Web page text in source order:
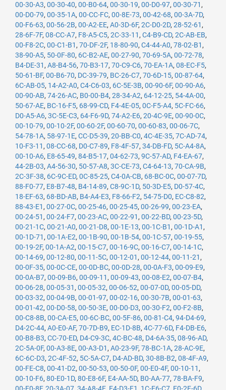
00-30-A3, 00-30-40, 00-B0-64, 00-30-19, 00-D0-97, 00-30-71 ,
00-D0-79, 00-35-1A, 00-CC-FC, 00-8E-73, 00-42-68, 00-3A-7D,
00-F6-63, 00-56-2B, 00-A2-EE, A0-3D-6F, 2C-D0-2D, 28-52-61 ,
28-6F-7F, 08-CC-A7, F8-A5-C5, 2C-33-11 , C4-B9-CD, 2C-AB-EB,
00-F8-2C, 00-C1-B1 , 70-DF-2F, 18-80-90, C4-44-A0, 78-02-B1 ,
38-90-A5, 50-0F-80, 6C-B2-AE, 00-27-90, 70-69-5A, 00-72-78,
B4-DE-31 , A8-B4-56, 70-B3-17, 70-C9-C6, 70-EA-1A, 08-EC-F5,
50-61-BF, 00-B6-70, DC-39-79, BC-26-C7, 70-6D-15, 00-87-64,
6C-AB-05, 14-A2-A0, C4-C6-03, 6C-5E-3B, 00-90-6F, 00-90-A6,
00-90-AB, 74-26-AC, B0-00-B4, 28-34-A2, 64-12-25, 54-4A-00,
50-67-AE, BC-16-F5, 68-99-CD, F4-4E-05, 0C-F5-A4, 5C-FC-66,
D0-A5-A6, 3C-5E-C3, 64-F6-9D, 74-A2-E6, 20-4C-9E, 00-90-0C,
00-10-79, 00-10-2F, 00-60-2F, 00-60-70, 00-60-83, 00-06-7C,
54-78-1A, 58-97-1E, CC-D5-39, 20-BB-C0, 4C-4E-35, 7C-AD-74,
10-F3-11 , 08-CC-68, D0-C7-89, F8-4F-57, 34-DB-FD, 5C-A4-8A,
00-10-A6, E8-65-49, 84-B5-17, 04-62-73, 9C-57-AD, F4-EA-67,
44-2B-03, A4-56-30, 50-57-A8, 3C-CE-73, C4-64-13, 70-CA-9B,
2C-3F-38, 6C-9C-ED, 0C-85-25, C4-0A-CB, 68-BC-0C, 00-07-7D,
88-F0-77, E8-B7-48, B4-14-89, C8-9C-1D, 50-3D-E5, D0-57-4C,
18-EF-63, 68-BD-AB, B4-A4-E3, F8-66-F2, 54-75-D0, EC-C8-82,
88-43-E1 , 00-27-0C, 00-25-46, 00-25-45, 00-26-99, 00-23-EA,
00-24-51 , 00-24-F7, 00-23-AC, 00-22-91 , 00-22-BD, 00-23-5D,
00-21-1C, 00-21-A0, 00-21-D8, 00-1E-13, 00-1C-B1 , 00-1D-A1 ,
00-1D-71 , 00-1A-E2, 00-1B-90, 00-1B-54, 00-1C-57, 00-19-55,
00-19-2F, 00-1A-A2, 00-15-C7, 00-16-9C, 00-16-C7, 00-14-1C,
00-14-69, 00-12-80, 00-11-5C, 00-12-01 , 00-12-44, 00-11-21 ,
00-0F-35, 00-0C-CE, 00-0D-BC, 00-0D-28, 00-0A-F3, 00-09-E9,
00-0A-B7, 00-09-B6, 00-09-11 , 00-09-43, 00-08-E2, 00-07-B4,
00-06-28, 00-05-31 , 00-05-32, 00-06-52, 00-07-0D, 00-05-DD,
00-03-32, 00-04-9B, 00-01-97, 00-02-16, 00-30-7B, 00-01-63,
00-01-42, 00-D0-58, 00-50-3E, 00-D0-D3, 00-30-F2, 00-F2-8B,
00-C8-8B, 00-CA-E5, 00-6C-BC, 00-5F-86, 00-81-C4, 94-D4-69,
D4-2C-44, A0-E0-AF, 70-7D-B9, EC-1D-8B, 4C-77-6D, F4-DB-E6,
00-B8-B3, CC-70-ED, D4-C9-3C, 4C-BC-48, D4-6A-35, 08-96-AD,
2C-5A-0F, 00-A3-8E, 00-A3-D1 , A0-23-9F, 78-BC-1A, 28-AC-9E,
6C-6C-D3, 2C-4F-52, 5C-5A-C7, D4-AD-BD, 30-8B-B2, 08-4F-A9,
00-FE-C8, 00-41-D2, 00-50-53, 00-50-0F, 00-E0-4F, 00-10-11 ,
00-10-F6, 80-E0-1D, 80-E8-6F, E4-AA-5D, B0-AA-77, 78-BA-F9,